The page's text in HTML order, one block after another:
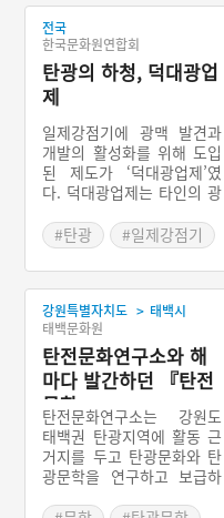
전국
한국문화원연합회
탄광의 하청, 덕대광업
제
일제강점기에 광맥 발견과
개발의 활성화를 위해 도입
된 제도가 ‘덕대광업제’였
다. 덕대광업제는 타인의 광
탄 허가를 받아 일정한 분철
을 납부하고 나머지 광산물
을 취득하는 제도이다. 탄광
의 덕대는 종류도 다양해 덕
대, 분광, 하청, 청부 등의
이름으로 불린다. 탄광에서
는 덕대 탄광을 하청 탄광,
도급 탄광, 조광 등으로 부
른다.
#탄광 #일제강점기
강원특별자치도 > 태백시
태백문화원
탄전문화연구소와 해
마다 발간하던 『탄전
문학』
탄전문화연구소는 강원도
태백권 탄광지역에 활동 근
거지를 두고 탄광문화와 탄
광문학을 연구하고 보급하